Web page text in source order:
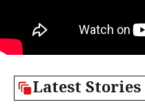
Latest Stories